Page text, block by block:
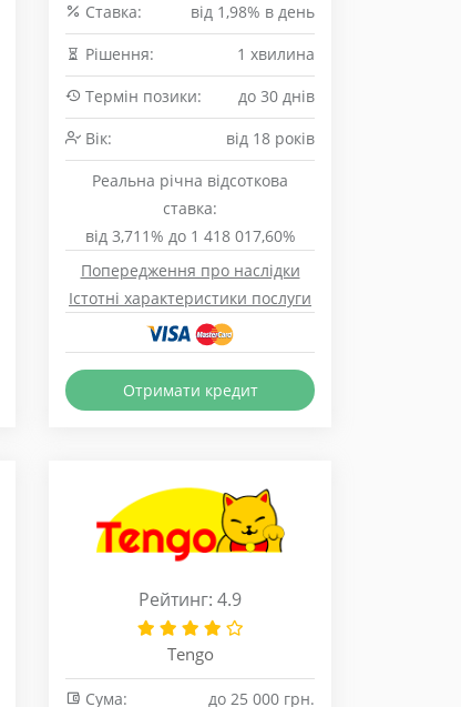
Cтавка:
від 1,98% в день
Рішення:
1 хвилина
Термін позики:
до 30 днів
Вік:
від 18 років
Реальна річна відсоткова
ставка:
від 3,711% до 1 418 017,60%
Попередження про наслідки
Істотні характеристики послуги
Отримати кредит
Рейтинг: 4.9
Tengo
Сума:
до 25 000 грн.